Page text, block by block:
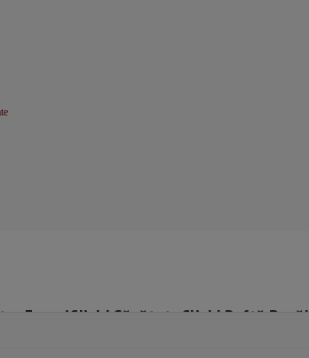
FemeiClick! Sănătate Click! Poftă Bună!